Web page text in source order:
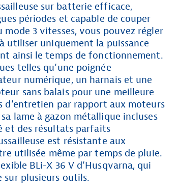
sur batterie efficace,
périodes et capable de couper
mode 3 vitesses, vous pouvez régler
utiliser uniquement la puissance
ainsi le temps de fonctionnement.
telles qu’une poignée
numérique, un harnais et une
sans balais pour une meilleure
par rapport aux moteurs
lame à gazon métallique incluses
et des résultats parfaits
est résistante aux
utilisée même par temps de pluie.
BLi-X 36 V d’Husqvarna, qui
sur plusieurs outils.